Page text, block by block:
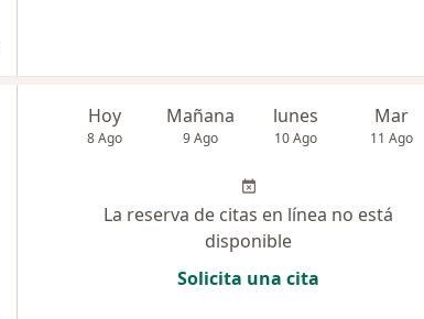
Hoy
8 Ago
Mañana
9 Ago
lunes
10 Ago
Mar
11 Ago
La reserva de citas en línea no está
disponible
Solicita una cita